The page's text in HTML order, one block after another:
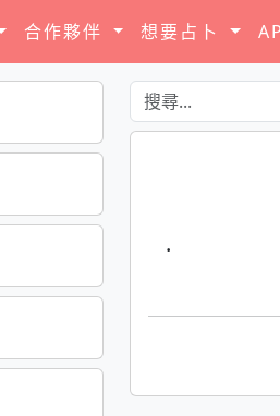
合作夥伴 想要占卜
·